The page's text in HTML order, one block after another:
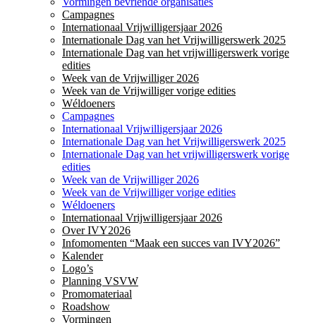
Campagnes
Internationaal Vrijwilligersjaar 2026
Internationale Dag van het Vrijwilligerswerk 2025
Internationale Dag van het vrijwilligerswerk vorige
edities
Week van de Vrijwilliger 2026
Week van de Vrijwilliger vorige edities
Wéldoeners
Campagnes
Internationaal Vrijwilligersjaar 2026
Internationale Dag van het Vrijwilligerswerk 2025
Internationale Dag van het vrijwilligerswerk vorige
edities
Week van de Vrijwilliger 2026
Week van de Vrijwilliger vorige edities
Wéldoeners
Internationaal Vrijwilligersjaar 2026
Over IVY2026
Infomomenten “Maak een succes van IVY2026”
Kalender
Logo’s
Planning VSVW
Promomateriaal
Roadshow
Vormingen